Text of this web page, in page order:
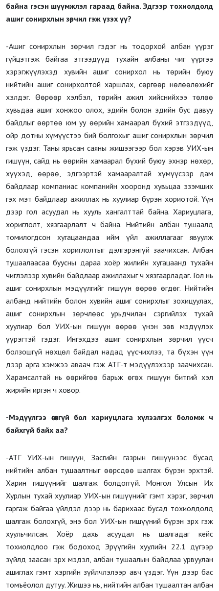
байна гэсэн шүүмжлэл гараад байна. Эдгээр тохиолдолд
ашиг сонирхлын зөрчил гэж үзэх үү?
-Ашиг сонирхлын зөрчил гэдэг нь тодорхой албан үүрэг
гүйцэтгэж байгаа этгээдүүд тухайн албаны чиг үүргээ
хэрэгжүүлэхэд хувийн ашиг сонирхол нь төрийн буюу
нийтийн ашиг сонирхолтой харшлах, сөргөөр нөлөөлөхийг
хэлдэг. Өөрөөр хэлбэл, төрийн ажил хийснийхээ төлөө
хувьдаа ашиг хонжоо олох, эдийн болон эдийн бус давуу
байдлыг өөртөө юм уу өөрийн хамаарал бүхий этгээдүүд,
ойр дотны хүмүүстээ бий болгохыг ашиг сонирхлын зөрчил
гэж үздэг. Таны ярьсан саяны жишээгээр бол хэрэв УИХ-ын
гишүүн, сайд нь өөрийн хамаарал бүхий буюу эхнэр нөхөр,
хүүхэд, өөрөө, эдгээртэй хамааралтай хүмүүсээр дам
байдлаар компаниас компанийн хооронд хувьцаа эзэмших
гэх мэт байдлаар ажиллах нь хуулиар бүрэн хориотой. Үүн
дээр гол асуудал нь хууль хангалттай байна. Хариуцлага,
хориглолт, хязгаарлалт ч байна. Нийтийн албан тушаалд
томилогдсон хугацаандаа ийм үйл ажиллагааг явуулж
болохгүй гэсэн хориглолтыг дэлгэрэнгүй заачихсан. Албан
тушаалаасаа буусны дараа хоёр жилийн хугацаанд тухайн
чиглэлээр хувийн байдлаар ажиллахыг ч хязгаарладаг. Гол нь
ашиг сонирхлын мэдүүлгийг гишүүн өөрөө өгдөг. Нийтийн
албанд нийтийн болон хувийн ашиг сонирхлыг зохицуулах,
ашиг сонирхлын зөрчлөөс урьдчилан сэргийлэх тухай
хуулиар бол УИХ-ын гишүүн өөрөө үнэн зөв мэдүүлэх
үүрэгтэй гэдэг. Ингэхдээ ашиг сонирхлын зөрчил үүсч
болзошгүй нөхцөл байдал надад үүсчихлээ, та бүхэн үүн
дээр арга хэмжээ аваач гэж АТГ-т мэдүүлэхээр заачихсан.
Харамсалтай нь өөрийгөө барьж өгөх гишүүн битгий хэл
жирийн иргэн ч ховор.
-Мэдүүлгээ өгөхгүй бол хариуцлага хүлээлгэх боломж ч
байхгүй байх аа?
-АТГ УИХ-ын гишүүн, Засгийн газрын гишүүнээс бусад
нийтийн албан тушаалтныг өөрсдөө шалгах бүрэн эрхтэй.
Харин гишүүнийг шалгаж болдоггүй. Монгол Улсын Их
Хурлын тухай хуулиар УИХ-ын гишүүнийг гэмт хэрэг, зөрчил
гаргаж байгаа үйлдэл дээр нь барихаас бусад тохиолдолд
шалгаж болохгүй, энэ бол УИХ-ын гишүүний бүрэн эрх гэж
хуульчилсан. Хоёр дахь асуудал нь шалгадаг кейс
тохиолдлоо гэж бодоход Эрүүгийн хуулийн 22.1 дүгээр
зүйлд заасан эрх мэдэл, албан тушаалын байдлаа урвуулан
ашиглах гэмт хэргийн зүйлчлэлээр авч үздэг. Үүн дээр бас
томъёолол дутуу. Жишээ нь, нийтийн албан тушаалтан албан